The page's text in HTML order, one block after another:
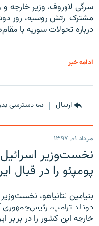
سرگی لاوروف، وزیر خارجه
مشترک ارتش روسیه، روز
درباره تحولات سوریه با
ادامه خبر
ارسال دسترسی
مرداد ۰۱, ۱۳۹۷
نخست‌وزیر
پومپئو را در قبال
بنیامین نتانیاهو،
دونالد ترامپ، رئیس‌جمهوری
خارجه این کشور را در برابر